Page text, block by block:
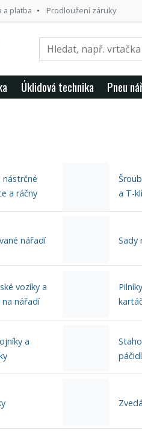
a platba Prodloužení záruky
Úklidová technika Pneu
nástrčné
a ráčny
a T-
nářadí Sady
vozíky a
nářadí
a